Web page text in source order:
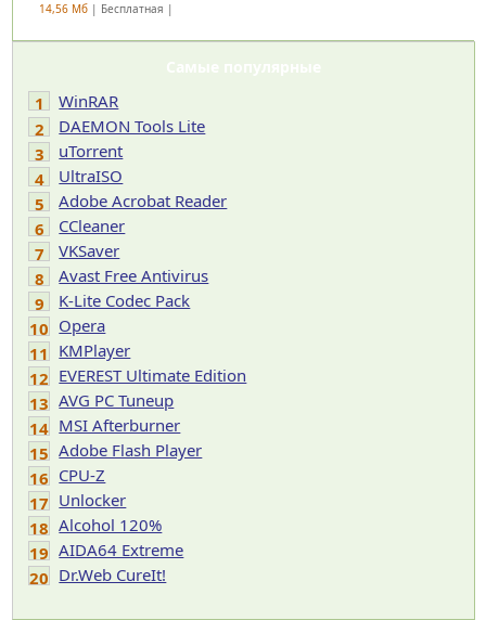
14,56 Мб| Бесплатная |
Самые популярные
1
WinRAR
2
DAEMON Tools Lite
3
uTorrent
4
UltraISO
5
Adobe Acrobat Reader
6
CCleaner
7
VKSaver
8
Avast Free Antivirus
9
K-Lite Codec Pack
10 Opera
11 KMPlayer
12 EVEREST Ultimate Edition
13 AVG PC Tuneup
14 MSI Afterburner
15 Adobe Flash Player
16 CPU-Z
17 Unlocker
18 Alcohol 120%
19 AIDA64 Extreme
20 Dr.Web CureIt!